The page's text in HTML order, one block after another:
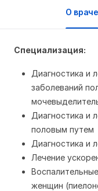
О враче
Специализация:
Диагностика и
заболеваний
Диагностика и
половым путем
Диагностика и
Лечение
женщин